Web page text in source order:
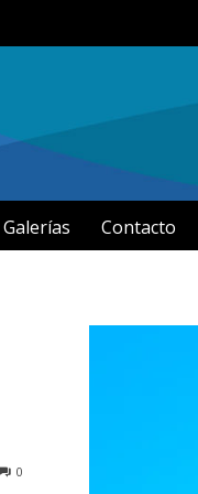
Galerías Contacto
0